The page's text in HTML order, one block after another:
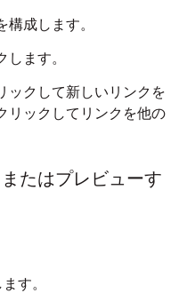
成します。
します。
ックして新しいリンクを
リックしてリンクを他の
たはプレビューす
す。